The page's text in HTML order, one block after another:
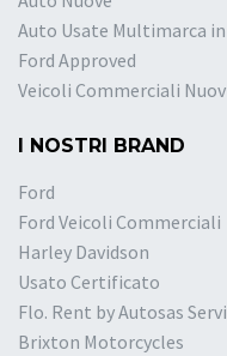
Auto Usate Multimarca
Ford Approved
Veicoli Commerciali
I NOSTRI BRAND
Ford
Ford Veicoli Commerciali
Harley Davidson
Usato Certificato
Flo. Rent by Autosas
Brixton Motorcycles